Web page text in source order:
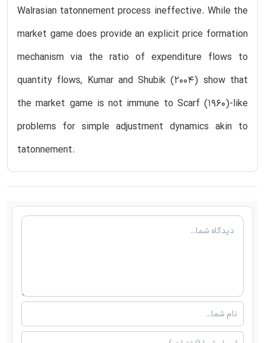
Walrasian tatonnement process ineffective. While the
market game does provide an explicit price formation
mechanism via the ratio of expenditure flows to
quantity flows, Kumar and Shubik (2004) show that
the market game is not immune to Scarf (1960)-like
problems for simple adjustment dynamics akin to
tatonnement.